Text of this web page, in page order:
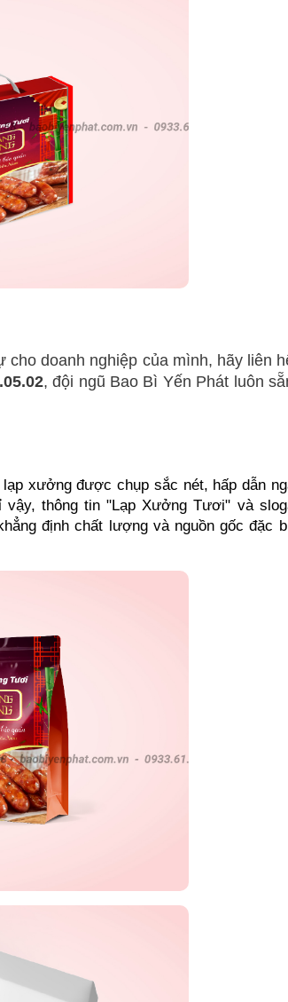
doanh nghiệp của mình, hãy liên
, đội ngũ Bao Bì Yến Phát luôn
xưởng được chụp sắc nét, hấp dẫn
thông tin "Lạp Xưởng Tươi" và
định chất lượng và nguồn gốc đặc